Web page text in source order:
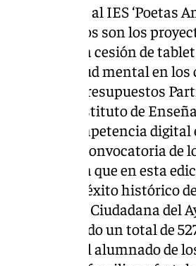
y portátiles al IES ‘Poetas
educativos son los
. La cesión de
de la salud mental en
en los Presupuestos
al Instituto de
trabajar la competencia
de la tercera convocatoria de
. Una iniciativa que en esta
marcado un éxito histórico
Participación Ciudadana
que ha obtenido un total de
mental del alumnado de